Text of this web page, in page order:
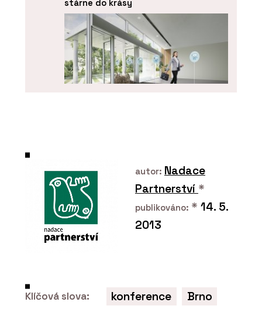
stárne do krásy
ČLÁNKY
autor: Nadace
Partnerství *
publikováno: * 14. 5.
2013
Klíčová slova: konference
Brno